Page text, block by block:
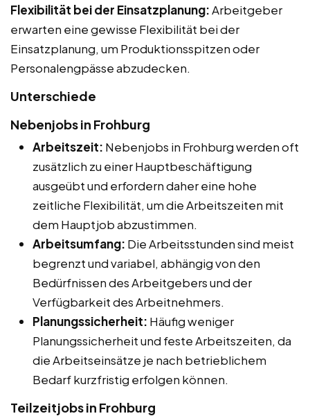
Flexibilität bei der Einsatzplanung:Arbeitgeber
erwarten eine gewisse Flexibilität bei der
Einsatzplanung, um Produktionsspitzen oder
Personalengpässe abzudecken.
Unterschiede
Nebenjobs in Frohburg
Arbeitszeit: Nebenjobs in Frohburg werden oft
zusätzlich zu einer Hauptbeschäftigung
ausgeübt und erfordern daher eine hohe
zeitliche Flexibilität, um die Arbeitszeiten mit
dem Hauptjob abzustimmen.
Arbeitsumfang: Die Arbeitsstunden sind meist
begrenzt und variabel, abhängig von den
Bedürfnissen des Arbeitgebers und der
Verfügbarkeit des Arbeitnehmers.
Planungssicherheit: Häufig weniger
Planungssicherheit und feste Arbeitszeiten, da
die Arbeitseinsätze je nach betrieblichem
Bedarf kurzfristig erfolgen können.
Teilzeitjobs in Frohburg